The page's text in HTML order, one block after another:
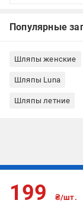
Популярные
Шляпы женские
Шляпы Luna
Шляпы летние
199 ₴/шт.